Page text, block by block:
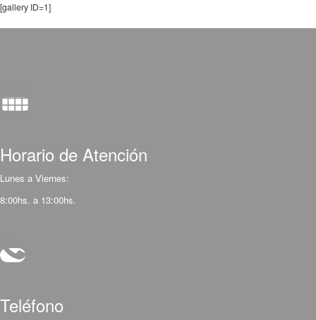
[gallery ID=1]
Horario de Atención
Lunes a Viernes:
8:00hs. a 13:00hs.
Teléfono